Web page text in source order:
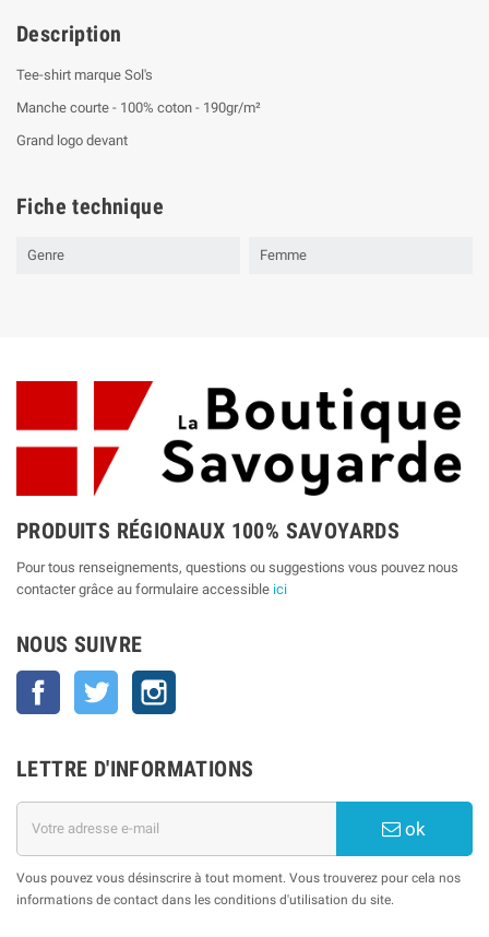
Description
Tee-shirt marque Sol's
Manche courte - 100% coton - 190gr/m²
Grand logo devant
Fiche technique
Genre Femme
PRODUITS RÉGIONAUX 100% SAVOYARDS
Pour tous renseignements, questions ou suggestions vous pouvez nous
contacter grâce au formulaire accessible ici
NOUS SUIVRE
Facebook Twitter
LETTRE D'INFORMATIONS
ok
Vous pouvez vous désinscrire à tout moment. Vous trouverez pour cela nos
informations de contact dans les conditions d'utilisation du site.